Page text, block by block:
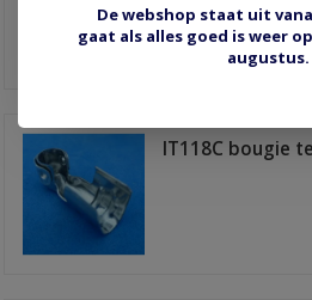
IT118C bougie
De webshop staat uit
gaat als alles goed is weer
augustus.